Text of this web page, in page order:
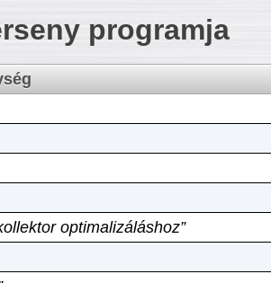
programja
optimalizáláshoz”